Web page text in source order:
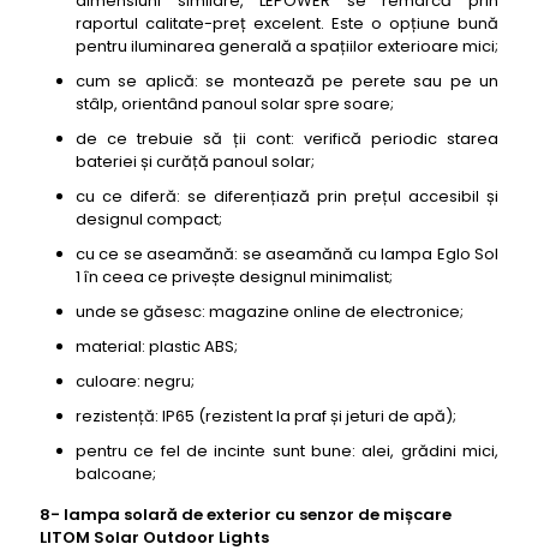
raportul calitate-preț excelent. Este o opțiune bună
pentru iluminarea generală a spațiilor exterioare mici;
cum se aplică: se montează pe perete sau pe un
stâlp, orientând panoul solar spre soare;
de ce trebuie să ții cont: verifică periodic starea
bateriei și curăță panoul solar;
cu ce diferă: se diferențiază prin prețul accesibil și
designul compact;
cu ce se aseamănă: se aseamănă cu lampa Eglo Sol
1 în ceea ce privește designul minimalist;
unde se găsesc: magazine online de electronice;
material: plastic ABS;
culoare: negru;
rezistență: IP65 (rezistent la praf și jeturi de apă);
pentru ce fel de incinte sunt bune: alei, grădini mici,
balcoane;
8- lampa solară de exterior cu senzor de mișcare
LITOM Solar Outdoor Lights